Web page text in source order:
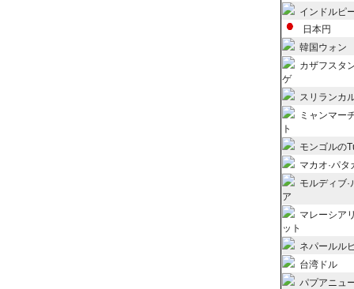
インドルピ
日本円
韓国ウォン
カザフスタ
ゲ
スリランカ
ミャンマー
ト
モンゴルの
マカオ·パタ
モルディブ·
ア
マレーシア
ット
ネパールル
台湾ドル
パプアニュ